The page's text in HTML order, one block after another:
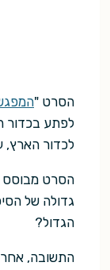
הסרט "
לפתע בכדור
לכדור הארץ,
הסרט מבוסס
גדולה של
הגדול?
התשובה,